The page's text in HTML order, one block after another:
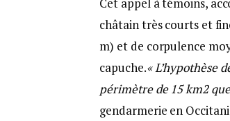
Cet appel à témoins,
châtain très courts et
m) et de corpulence
capuche.« L’hypothèse
périmètre de 15 km2
gendarmerie en